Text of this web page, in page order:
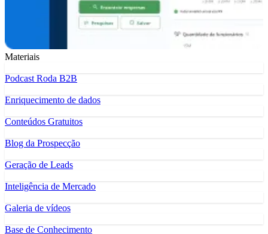
Materiais
Podcast Roda B2B
Enriquecimento de dados
Conteúdos Gratuitos
Blog da Prospecção
Geração de Leads
Inteligência de Mercado
Galeria de vídeos
Base de Conhecimento